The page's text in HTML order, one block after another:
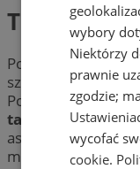
Tartaki
Potrzebujesz
szukającym
Poznaj
tarcicę
(deski,
asortyment
miejscu. Wybierz
wybory
Niektórzy
prawnie
zgodzie;
wycofać
cookie.